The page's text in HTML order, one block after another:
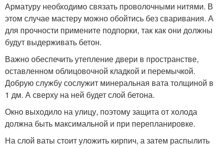
Арматуру необходимо связать проволочными нитями. В
этом случае мастеру можно обойтись без сваривания. А
для прочности примените подпорки, так как они должны
будут выдерживать бетон.
Важно обеспечить утепление двери в пространстве,
оставленном облицовочной кладкой и перемычкой.
Добрую службу сослужит минеральная вата толщиной в
1 дм. А сверху на ней будет слой бетона.
Окно выходило на улицу, поэтому защита от холода
должна быть максимальной и при перепланировке.
На слой ваты стоит уложить кирпич, а затем распылить